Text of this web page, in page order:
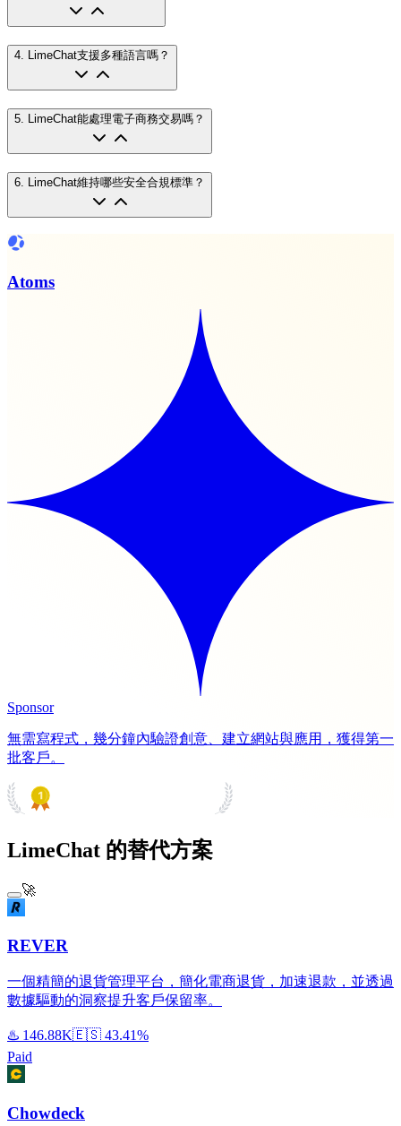
4. LimeChat支援多種語言嗎？
5 LimeChat能處理電子商務交易嗎？
6 LimeChat維持哪些安全合規標準？
Atoms
Sponsor
無需寫程式，幾分鐘內驗證創意、建立網站與應用，獲得第一
批客戶。
LimeChat 的替代方案
🚀
REVER
一個精簡的退貨管理平台，簡化電商退貨，加速退款，並透過
數據驅動的洞察提升客戶保留率。
♨️ 146.88K🇪🇸 43.41%
Paid
Chowdeck